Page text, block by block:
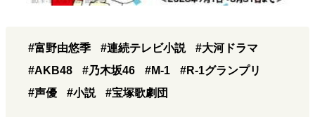
#富野由悠季 #連続テレビ小説
#大河ドラマ
#AKB48
#乃木坂46 #M-1
#R-1グランプリ
#声優
#小説 #宝塚歌劇団